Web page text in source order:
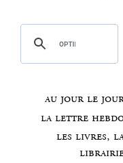
au jour le
la lettre
les livres,